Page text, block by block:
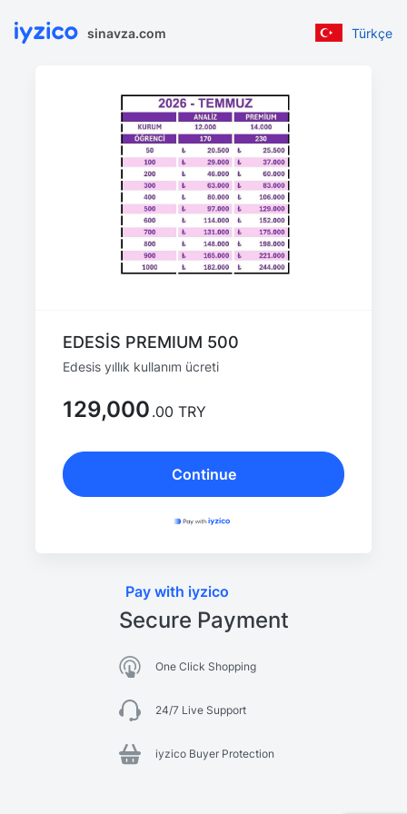
sinavza.com Türkçe
EDESİS PREMIUM 500
Edesis yıllık kullanım ücreti
129,000 .00 TRY
Continue
Pay with iyzico
Secure Payment
One Click Shopping
24/7 Live Support
iyzico Buyer Protection